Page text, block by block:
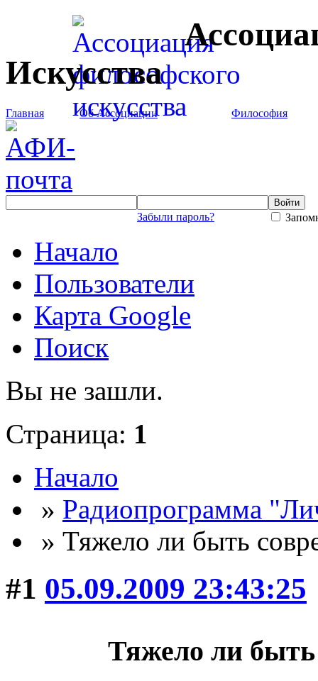
Искусства
Главная Об Ассоциации Философия
Забыли пароль?
Начало
Пользователи
Карта Google
Поиск
Вы не зашли.
Страница: 1
Начало
» Радиопрограмма
» Тяжело ли быть
#1 05.09.2009 23:43:25
Тяжело ли